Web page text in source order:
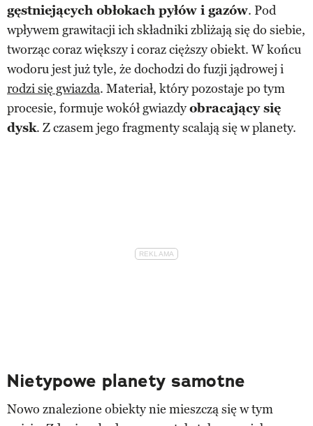
gęstniejących obłokach pyłów i gazów. Pod
wpływem grawitacji ich składniki zbliżają się do siebie,
tworząc coraz większy i coraz cięższy obiekt. W końcu
wodoru jest już tyle, że dochodzi do fuzji jądrowej i
rodzi się gwiazda. Materiał, który pozostaje po tym
procesie, formuje wokół gwiazdyobracający się
dysk. Z czasem jego fragmenty scalają się w planety.
Nietypowe planety samotne
Nowo znalezione obiekty nie mieszczą się w tym